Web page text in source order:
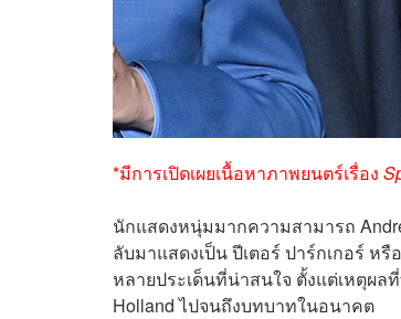
*มีการเปิดเผยเนื้อหาภาพยนตร์เรื่อง
นักแสดงหนุ่มมากความสามารถ
ลับมาแสดงเป็น ปีเตอร์ ปาร์กเกอร์ ห
หลายประเด็นที่น่าสนใจ ตั้งแต่เหตุผล
Holland ไปจนถึงบทบาทในอนาคต